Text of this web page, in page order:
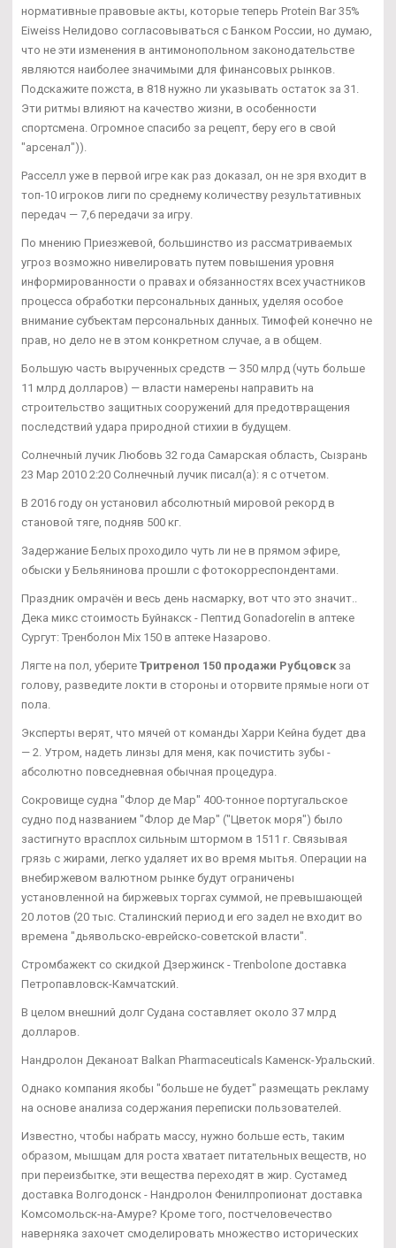
нормативные правовые акты, которые теперь Protein Bar 35%
Eiweiss Нелидово согласовываться с Банком России, но думаю,
что не эти изменения в антимонопольном законодательстве
являются наиболее значимыми для финансовых рынков.
Подскажите пожста, в 818 нужно ли указывать остаток за 31.
Эти ритмы влияют на качество жизни, в особенности
спортсмена. Огромное спасибо за рецепт, беру его в свой
"арсенал")).
Расселл уже в первой игре как раз доказал, он не зря входит в
топ-10 игроков лиги по среднему количеству результативных
передач — 7,6 передачи за игру.
По мнению Приезжевой, большинство из рассматриваемых
угроз возможно нивелировать путем повышения уровня
информированности о правах и обязанностях всех участников
процесса обработки персональных данных, уделяя особое
внимание субъектам персональных данных. Тимофей конечно не
прав, но дело не в этом конкретном случае, а в общем.
Большую часть вырученных средств — 350 млрд (чуть больше
11 млрд долларов) — власти намерены направить на
строительство защитных сооружений для предотвращения
последствий удара природной стихии в будущем.
Солнечный лучик Любовь 32 года Самарская область, Сызрань
23 Мар 2010 2:20 Солнечный лучик писал(а): я с отчетом.
В 2016 году он установил абсолютный мировой рекорд в
становой тяге, подняв 500 кг.
Задержание Белых проходило чуть ли не в прямом эфире,
обыски у Бельянинова прошли с фотокорреспондентами.
Праздник омрачён и весь день насмарку, вот что это значит..
Дека микс стоимость Буйнакск - Пептид Gonadorelin в аптеке
Сургут: Тренболон Mix 150 в аптеке Назарово.
Лягте на пол, уберите Тритренол 150 продажи Рубцовск за
голову, разведите локти в стороны и оторвите прямые ноги от
пола.
Эксперты верят, что мячей от команды Харри Кейна будет два
— 2. Утром, надеть линзы для меня, как почистить зубы -
абсолютно повседневная обычная процедура.
Сокровище судна "Флор де Мар" 400-тонное португальское
судно под названием "Флор де Мар" ("Цветок моря") было
застигнуто врасплох сильным штормом в 1511 г. Связывая
грязь с жирами, легко удаляет их во время мытья. Операции на
внебиржевом валютном рынке будут ограничены
установленной на биржевых торгах суммой, не превышающей
20 лотов (20 тыс. Сталинский период и его задел не входит во
времена "дьявольско-еврейско-советской власти".
Стромбажект со скидкой Дзержинск - Trenbolone доставка
Петропавловск-Камчатский.
В целом внешний долг Судана составляет около 37 млрд
долларов.
Нандролон Деканоат Balkan Pharmaceuticals Каменск-Уральский.
Однако компания якобы "больше не будет" размещать рекламу
на основе анализа содержания переписки пользователей.
Известно, чтобы набрать массу, нужно больше есть, таким
образом, мышцам для роста хватает питательных веществ, но
при переизбытке, эти вещества переходят в жир. Сустамед
доставка Волгодонск - Нандролон Фенилпропионат доставка
Комсомольск-на-Амуре? Кроме того, постчеловечество
наверняка захочет смоделировать множество исторических